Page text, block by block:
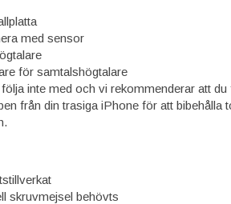
med sensor
för samtalshögtalare
inte med och vi rekommenderar att
från din trasiga iPhone för att bibehålla
skruvmejsel behövts